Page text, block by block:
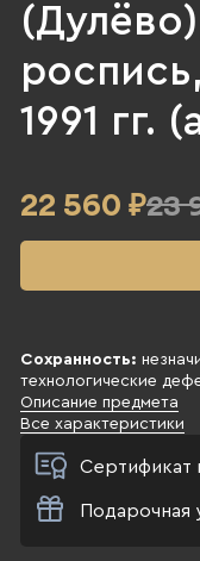
1991 гг.
22 560 ₽23
Сохранность:
технологические
Описание предмета
Все характеристики
Сертификат
Подарочная